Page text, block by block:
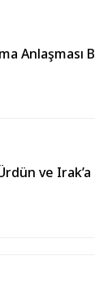
Anlaşması
ve